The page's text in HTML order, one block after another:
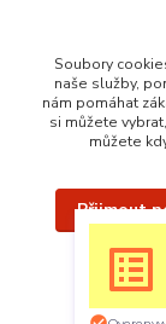
Soubory
naše služby,
nám pomáhat
si můžete
můžete
Přijmout